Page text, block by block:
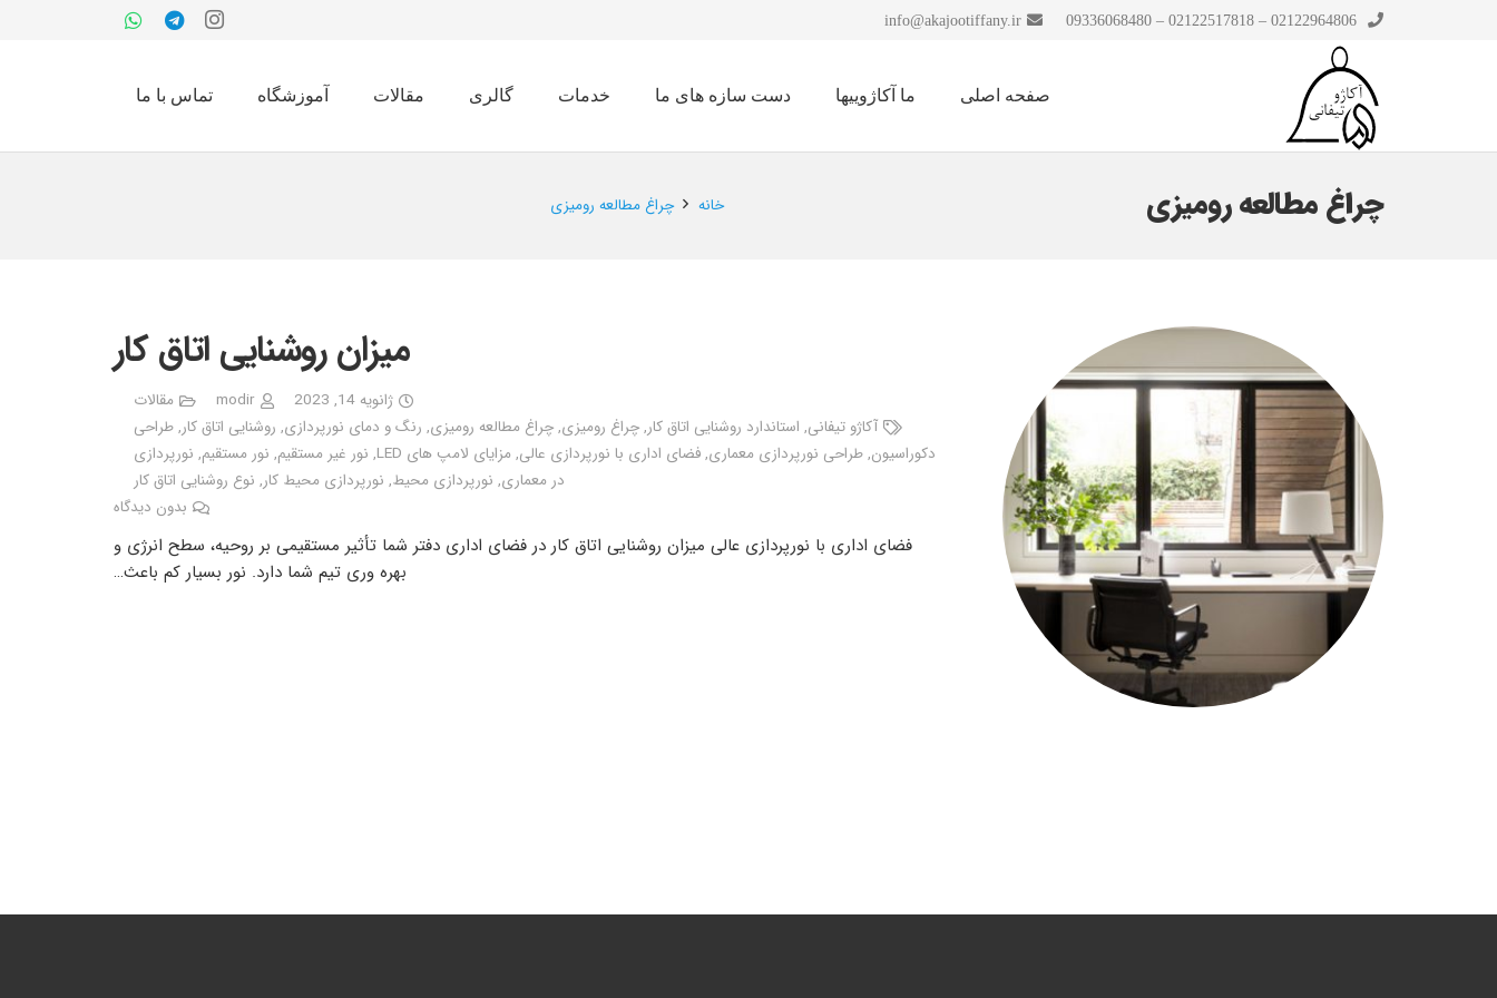
info@akajootiffany.ir
صفحه اصلی ما آکاژوییها دست سازه های ما خدمات گالری مقالات آموزشگاه تماس با ما
چراغ مطالعه رومیزی خانه چراغ مطالعه رومیزی
میزان روشنایی اتاق کار
ژانویه 14, 2023 modir
مقالات
آکاژو تیفانی, استاندارد روشنایی اتاق کار,چراغ رومیزی,چراغ مطالعه رومیزی, رنگ و دمای نورپردازی, روشنایی اتاق کار,طراحی
دکوراسیون,طراحی نورپردازی معماری,فضای اداری با نورپردازی عالی, مزایای لامپ های LED , نور غیر مستقیم, نور مستقیم, نورپردازی
در معماری, نورپردازی محیط, نورپردازی محیط کار, نوع روشنایی اتاق کار
بدون دیدگاه
فضای اداری با نورپردازی عالی میزان روشنایی اتاق کار در فضای اداری دفتر شما تأثیر مستقیمی بر روحیه، سطح انرژی و
بهره وری تیم شما دارد. نور بسیار کم باعث…